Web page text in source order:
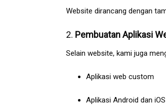
Website dirancang dengan
2. Pembuatan Aplikasi
Selain website, kami juga
Aplikasi web custom
Aplikasi Android dan iOS